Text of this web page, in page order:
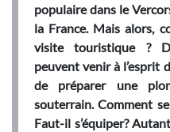
populaire dans le
la France. Mais alors,
visite touristique ?
peuvent venir à l’esprit
de préparer une
souterrain. Comment
Faut-il s’équiper?